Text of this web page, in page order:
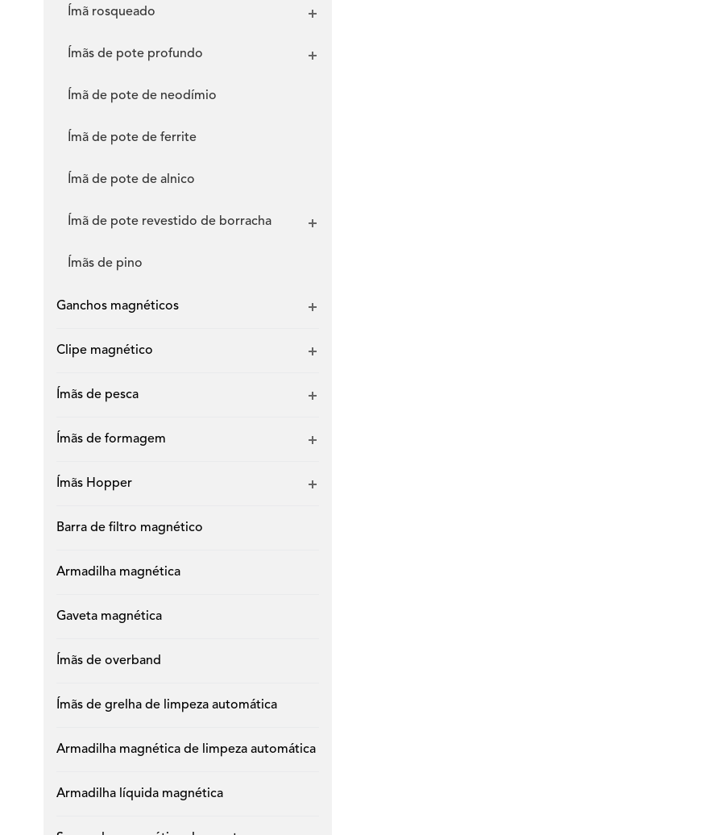
Ímã rosqueado
Ímãs de pote profundo
Ímã de pote de neodímio
Ímã de pote de ferrite
Ímã de pote de alnico
Ímã de pote revestido de borracha
Ímãs de pino
Ganchos magnéticos
Clipe magnético
Ímãs de pesca
Ímãs de formagem
Ímãs Hopper
Barra de filtro magnético
Armadilha magnética
Gaveta magnética
Ímãs de overband
Ímãs de grelha de limpeza automática
Armadilha magnética de limpeza automática
Armadilha líquida magnética